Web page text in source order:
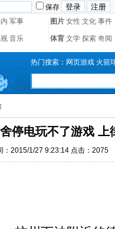
保存
军事 图片 女性 文化 事件
音乐 体育 文学 探索 奇闻
热门搜索： 网页游戏 火箭
停电玩不了游戏 上
：2015/1/27 9:23:14 点击： 2075